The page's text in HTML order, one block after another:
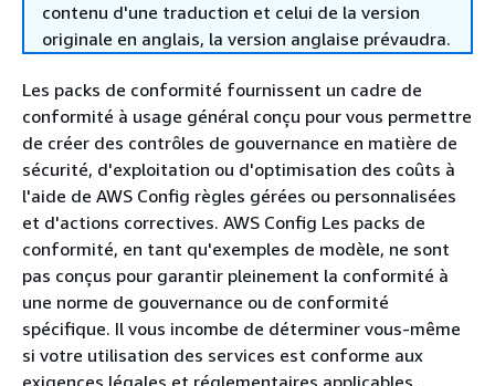
contenu d'une traduction et celui de la version
originale en anglais, la version anglaise prévaudra.
Les packs de conformité fournissent un cadre de
conformité à usage général conçu pour vous permettre
de créer des contrôles de gouvernance en matière de
sécurité, d'exploitation ou d'optimisation des coûts à
l'aide de AWS Config règles gérées ou personnalisées
et d'actions correctives. AWS Config Les packs de
conformité, en tant qu'exemples de modèle, ne sont
pas conçus pour garantir pleinement la conformité à
une norme de gouvernance ou de conformité
spécifique. Il vous incombe de déterminer vous-même
si votre utilisation des services est conforme aux
exigences légales et réglementaires applicables.